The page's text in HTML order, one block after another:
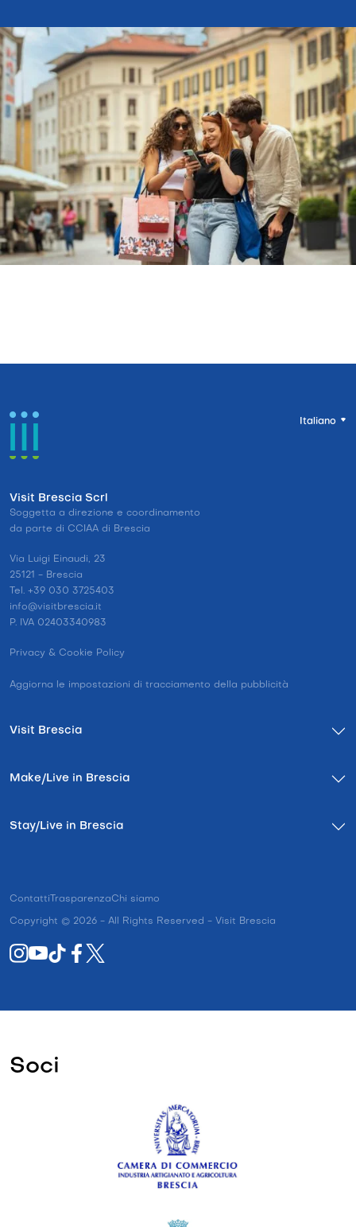
Italiano
Visit Brescia Scrl
Soggetta a direzione e coordinamento
da parte di CCIAA di Brescia
Via Luigi Einaudi, 23
25121 - Brescia
Tel. +39 030 3725403
info@visitbrescia.it
P. IVA 02403340983
Privacy & Cookie Policy
Aggiorna le impostazioni di tracciamento della pubblicità
Visit Brescia
Make/Live in Brescia
Stay/Live in Brescia
Contatti TrasparenzaChi siamo
Copyright © 2026 - All Rights Reserved - Visit Brescia
Soci